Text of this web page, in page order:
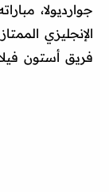
جوارديولا،
الإنجليزي
فريق أستون